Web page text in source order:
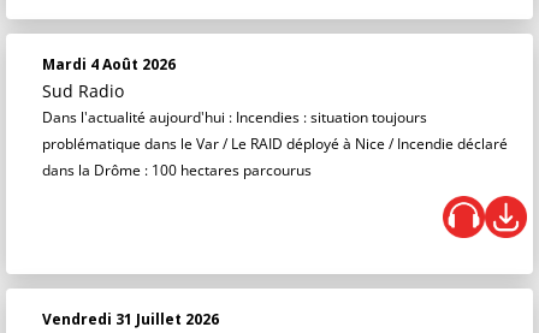
Mardi 4 Août 2026
Sud Radio
Dans l'actualité aujourd'hui : Incendies : situation toujours
problématique dans le Var / Le RAID déployé à Nice / Incendie déclaré
dans la Drôme : 100 hectares parcourus
Vendredi 31 Juillet 2026